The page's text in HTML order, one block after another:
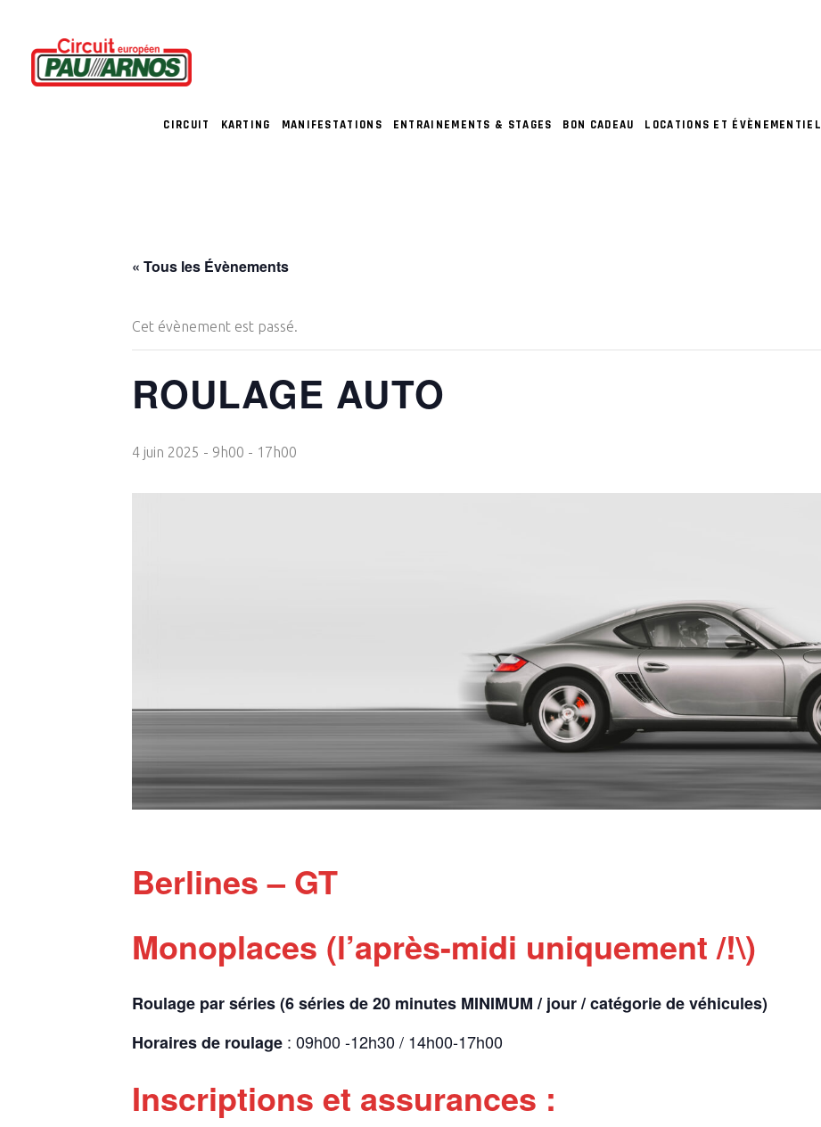
CIRCUIT KARTING MANIFESTATIONS ENTRAINEMENTS & STAGES BON CADEAU LOCATIONS ET ÉVÈNEMENTIEL
« Tous les Évènements
Cet évènement est passé.
ROULAGE AUTO
4 juin 2025 - 9h00 - 17h00
Berlines – GT
Monoplaces (l’après-midi uniquement /!\)
Roulage par séries (6 séries de 20 minutes MINIMUM / jour / catégorie de véhicules)
Horaires de roulage : 09h00 -12h30 / 14h00-17h00
Inscriptions et assurances :